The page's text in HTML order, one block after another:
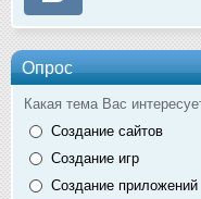
Опрос
Какая тема Вас
Создание сайтов
Создание игр
Создание приложений